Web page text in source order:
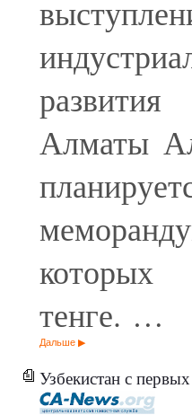
Алматы
которых
тенге. …
Дальше
Узбекистан с первых дней временного